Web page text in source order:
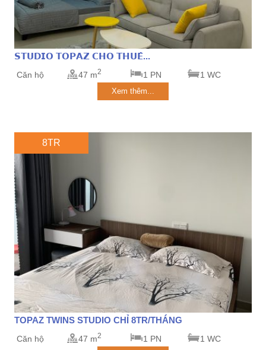
𝗦𝗧𝗨𝗗𝗜𝗢 𝗧𝗢𝗣𝗔𝗭 𝗖𝗛𝗢 𝗧𝗛𝗨𝗘̂...
Căn hộ 47 m2 1 PN 1 WC
Xem thêm...
8TR
TOPAZ TWINS STUDIO CHỈ 8TR/THÁNG
Căn hộ 47 m2 1 PN 1 WC